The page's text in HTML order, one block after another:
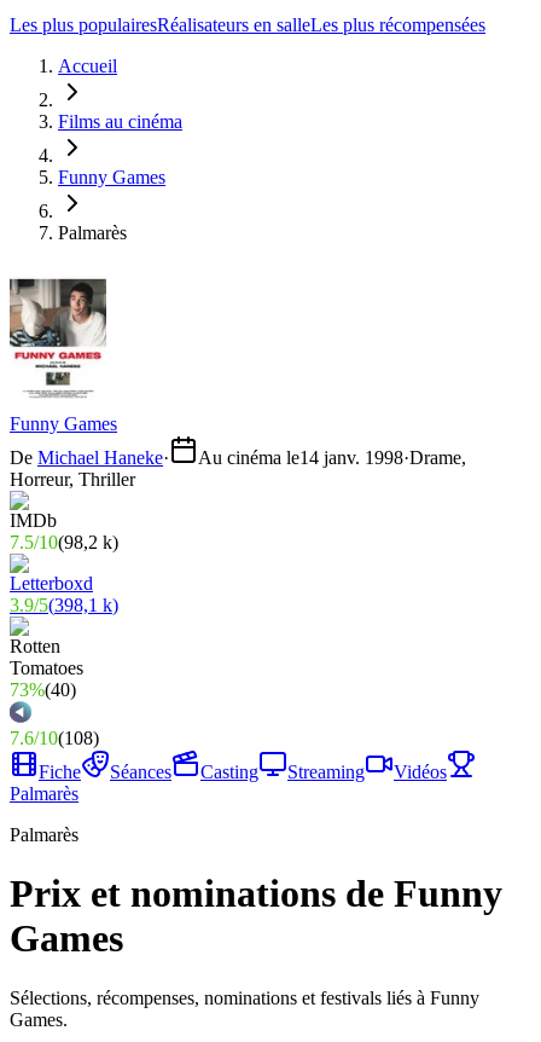
Les plus populairesRéalisateurs en salleLes plus récompensées
Accueil
Films au cinéma
Funny Games
Palmarès
Funny Games
De Michael Haneke· Au cinéma le14 janv. 1998·Drame,
Horreur, Thriller
7.5/10(98,2 k)
3.9/5(398,1 k)
73%(40)
7.6/10(108)
Fiche
Séances Casting Streaming
Vidéos
Palmarès
Palmarès
Prix et nominations de Funny
Games
Sélections, récompenses, nominations et festivals liés à Funny
Games.